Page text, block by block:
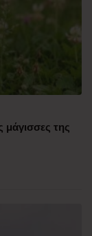
μάγισσες της